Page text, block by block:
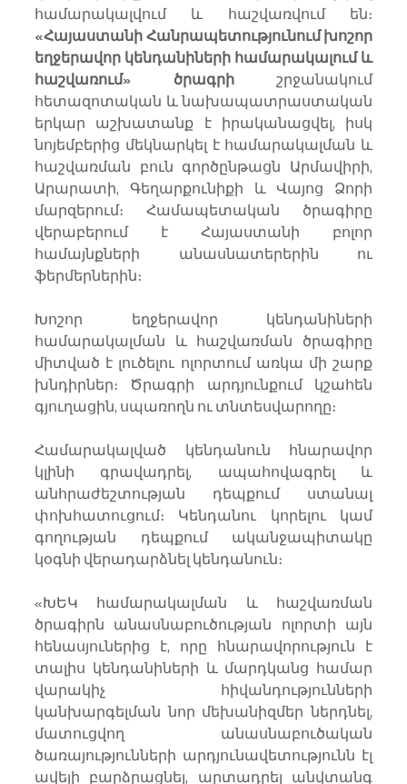
«Հայաստանի Հանրապետությունում խոշոր
եղջերավոր կենդանիների համարակալում և
հաշվառում» ծրագրի շրջանակում
հետազոտական և նախապատրաստական
երկար աշխատանք է իրականացվել, իսկ
նոյեմբերից մեկնարկել է համարակալման և
հաշվառման բուն գործընթացն Արմավիրի,
Արարատի, Գեղարքունիքի և Վայոց Ձորի
մարզերում։ Համապետական ծրագիրը
վերաբերում է Հայաստանի բոլոր
համայնքների անասնատերերին ու
ֆերմերներին։
Խոշոր եղջերավոր կենդանիների
համարակալման և հաշվառման ծրագիրը
միտված է լուծելու ոլորտում առկա մի շարք
խնդիրներ։ Ծրագրի արդյունքում կշահեն
գյուղացին, սպառողն ու տնտեսվարողը։
Համարակալված կենդանուն հնարավոր
կլինի գրավադրել, ապահովագրել և
անհրաժեշտության դեպքում ստանալ
փոխհատուցում։ Կենդանու կորելու կամ
գողության դեպքում ականջապիտակը
կօգնի վերադարձնել կենդանուն։
«ԽԵԿ համարակալման և հաշվառման
ծրագիրն անասնաբուծության ոլորտի այն
հենասյուներից է, որը հնարավորություն է
տալիս կենդանիների և մարդկանց համար
վարակիչ հիվանդությունների
կանխարգելման նոր մեխանիզմեր ներդնել,
մատուցվող անասնաբուծական
ծառայությունների արդյունավետությունն էլ
ավելի բարձրացնել, արտադրել անվտանգ